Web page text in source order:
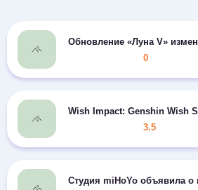
Обновление «Луна V»
0
Wish Impact: Genshin Wish
3.5
Студия miHoYo объявила о